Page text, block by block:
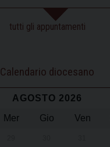
tutti gli appuntamenti
Calendario diocesano
AGOSTO 2026
Mer Gio Ven